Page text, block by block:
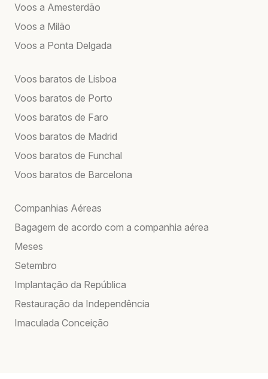
Voos a Amesterdão
Voos a Milão
Voos a Ponta Delgada
Voos baratos de Lisboa
Voos baratos de Porto
Voos baratos de Faro
Voos baratos de Madrid
Voos baratos de Funchal
Voos baratos de Barcelona
Companhias Aéreas
Bagagem de acordo com a companhia aérea
Meses
Setembro
Implantação da República
Restauração da Independência
Imaculada Conceição